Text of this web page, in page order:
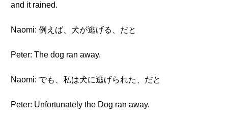
and it rained.
Naomi: 例えば、犬が逃げる、だと
Peter: The dog ran away.
Naomi: でも、私は犬に逃げられた、だと
Peter: Unfortunately the Dog ran away.